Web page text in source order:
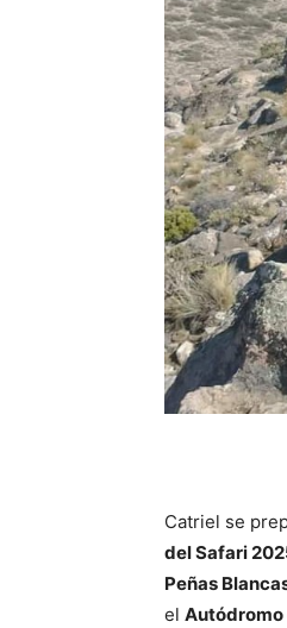
Catriel se
del Safari
Peñas
el Autódromo